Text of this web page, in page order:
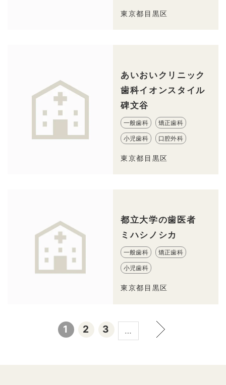
東京都目黒区
あいおいクリニック
歯科イオンスタイル
碑文谷
一般歯科 矯正歯科
小児歯科 口腔外科
東京都目黒区
都立大学の歯医者
ミハシノシカ
一般歯科 矯正歯科
小児歯科
東京都目黒区
1 2 3 …